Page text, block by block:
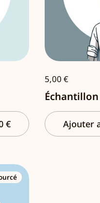
€
5,00 €
Ajouter